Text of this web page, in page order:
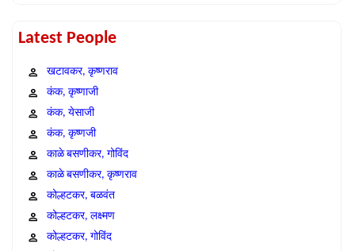
Latest People
खटावकर, कृष्णराव
कंक, कृष्णाजी
कंक, येसाजी
कंक, कृष्णजी
काळे बसणीकर, गोविंद
काळे बसणीकर, कृष्णराव
कोल्हटकर, बळवंत
कोल्हटकर, लक्ष्मण
कोल्हटकर, गोविंद